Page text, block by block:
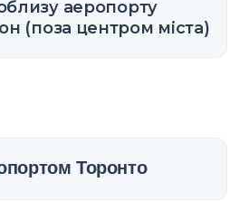
аеропорту
(поза центром міста)
Торонто